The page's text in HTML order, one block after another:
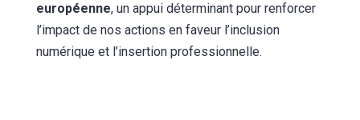
européenne, un appui déterminant pour renforcer
l’impact de nos actions en faveur l’inclusion
numérique et l’insertion professionnelle.